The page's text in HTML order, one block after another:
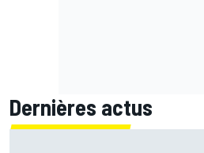
Dernières actus